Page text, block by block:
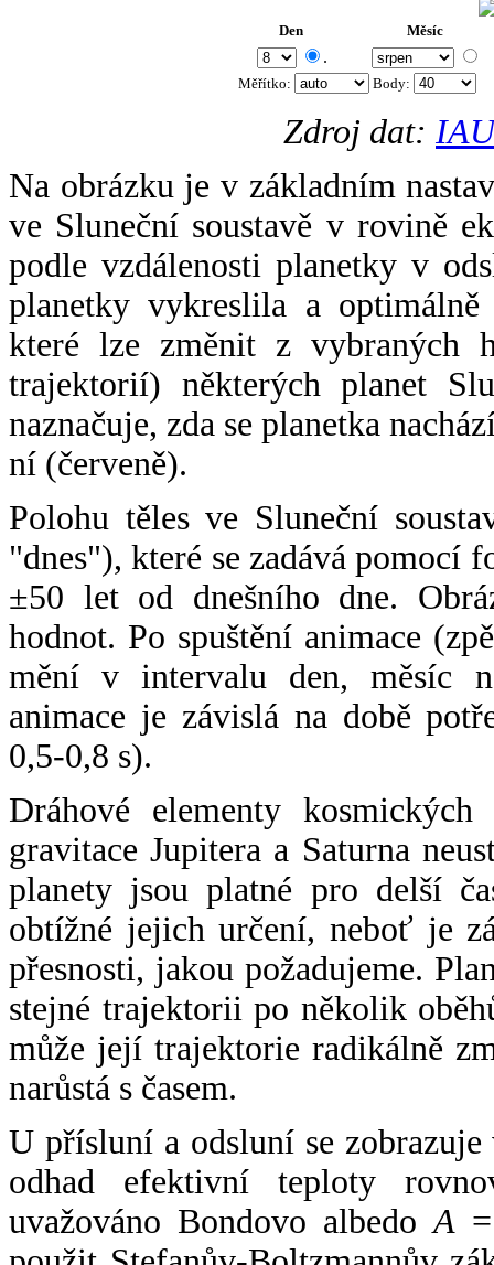
Den Měsíc
.
Měřítko: Body:
Zdroj dat:
Na obrázku je v základním
ve Sluneční soustavě v rovině
podle vzdálenosti planetky v
planetky vykreslila a
které lze změnit z vybraných
trajektorií) některých planet
naznačuje, zda se planetka
ní (červeně).
Polohu těles ve Sluneční
"dnes"), které se zadává pomocí
±50 let od dnešního dne.
hodnot. Po spuštění animace
mění v intervalu den, měsíc
animace je závislá na době
0,5-0,8 s).
Dráhové elementy
gravitace Jupitera a Saturna
planety jsou platné pro delší
obtížné jejich určení, neboť je
přesnosti, jakou požadujeme.
stejné trajektorii po několik
může její trajektorie radikálně
narůstá s časem.
U přísluní a odsluní se
odhad efektivní teploty
uvažováno Bondovo albedoA